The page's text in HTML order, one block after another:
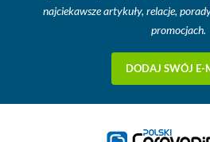
najciekawsze artykuły, relacje,
promocjach.
DODAJ SWÓJ E-